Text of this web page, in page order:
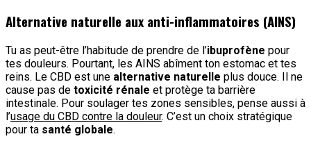
Alternative naturelle aux anti-inflammatoires (AINS)
Tu as peut-être l’habitude de prendre de l’ibuprofène pour
tes douleurs. Pourtant, les AINS abîment ton estomac et tes
reins. Le CBD est une alternative naturelle plus douce. Il ne
cause pas de toxicité rénale et protège ta barrière
intestinale. Pour soulager tes zones sensibles, pense aussi à
l’usage du CBD contre la douleur. C’est un choix stratégique
pour ta santé globale.